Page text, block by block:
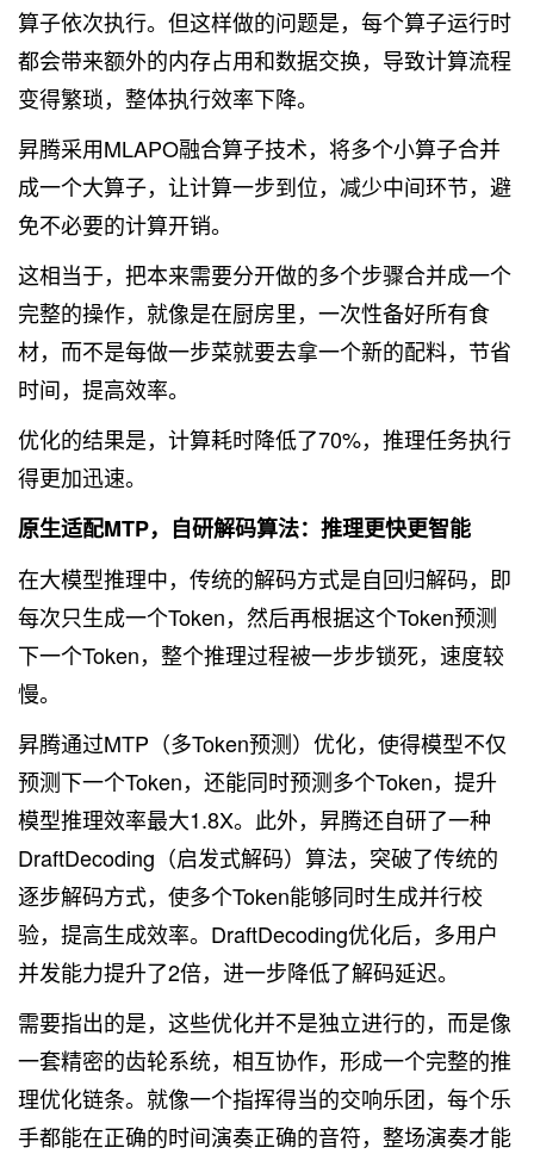
算子依次执行。但这样做的问题是，每个算子运行时
都会带来额外的内存占用和数据交换，导致计算流程
变得繁琐，整体执行效率下降。
昇腾采用MLAPO融合算子技术，将多个小算子合并
成一个大算子，让计算一步到位，减少中间环节，避
免不必要的计算开销。
这相当于，把本来需要分开做的多个步骤合并成一个
完整的操作，就像是在厨房里，一次性备好所有食
材，而不是每做一步菜就要去拿一个新的配料，节省
时间，提高效率。
优化的结果是，计算耗时降低了70%，推理任务执行
得更加迅速。
原生适配MTP，自研解码算法：推理更快更智能
在大模型推理中，传统的解码方式是自回归解码，即
每次只生成一个Token，然后再根据这个Token预测
下一个Token，整个推理过程被一步步锁死，速度较
慢。
昇腾通过MTP（多Token预测）优化，使得模型不仅
预测下一个Token，还能同时预测多个Token，提升
模型推理效率最大1.8X。此外，昇腾还自研了一种
DraftDecoding（启发式解码）算法，突破了传统的
逐步解码方式，使多个Token能够同时生成并行校
验，提高生成效率。DraftDecoding优化后，多用户
并发能力提升了2倍，进一步降低了解码延迟。
需要指出的是，这些优化并不是独立进行的，而是像
一套精密的齿轮系统，相互协作，形成一个完整的推
理优化链条。就像一个指挥得当的交响乐团，每个乐
手都能在正确的时间演奏正确的音符，整场演奏才能